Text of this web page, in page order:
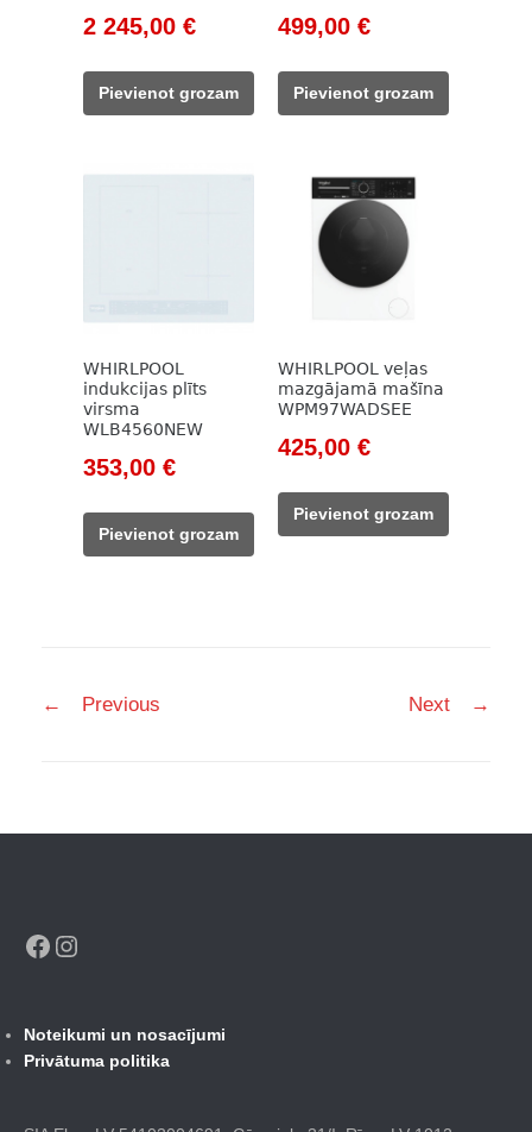
Original
was:
2
2 245,00 €Current
2
Pievienot grozam
Original
was:
645,00 €.
499,00 €Current
499,00 €.
Pievienot grozam
WHIRLPOOL
indukcijas plīts
virsma
WLB4560NEW
Original
was:
451,00 €.
353,00 €Current
353,00 €.
Pievienot grozam
WHIRLPOOL veļas
mazgājamā mašīna
WPM97WADSEE
Original
was:
528,00 €.
425,00 €Current
425,00 €.
Pievienot grozam
navigation
← Previous Next →
Facebook
Noteikumi un nosacījumi
Privātuma politika